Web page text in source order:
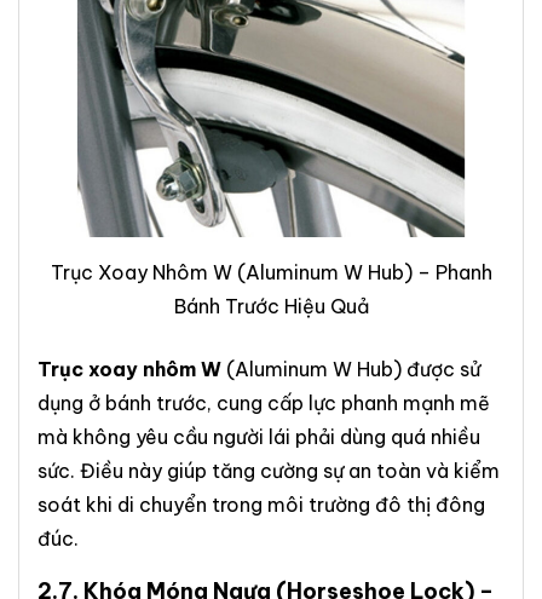
Trục Xoay Nhôm W (Aluminum W Hub) – Phanh
Bánh Trước Hiệu Quả
Trục xoay nhôm W (Aluminum W Hub) được sử
dụng ở bánh trước, cung cấp lực phanh mạnh mẽ
mà không yêu cầu người lái phải dùng quá nhiều
sức. Điều này giúp tăng cường sự an toàn và kiểm
soát khi di chuyển trong môi trường đô thị đông
đúc.
2.7. Khóa Móng Ngựa (Horseshoe Lock) –